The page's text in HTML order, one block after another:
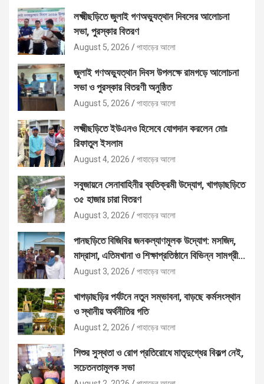
লক্ষ্মীছড়িতে জুলাই গণঅভ্যুত্থান দিবসের আলোচনা
সভা, পুরস্কার বিতরণ
August 5, 2026 পাহাড়ের আলো
জুলাই গণঅভ্যুত্থান দিবস উপলক্ষে রামগড়ে আলোচনা
সভা ও পুরস্কার বিতরণী অনুষ্ঠিত
August 5, 2026 পাহাড়ের আলো
লক্ষ্মীছড়িতে ইউএনও হিসেবে যোগদান করলেন মোঃ
রিফাতুল ইসলাম
August 4, 2026 পাহাড়ের আলো
সবুজায়নে সেনাবাহিনীর ব্যতিক্রমী উদ্যোগ, খাগড়াছড়িতে
৩৫ হাজার চারা বিতরণ
August 3, 2026 পাহাড়ের আলো
পানছড়িতে বিজিবির জনকল্যাণমূলক উদ্যোগ: মসজিদ,
মাদ্রাসা, এতিমখানা ও শিক্ষাপ্রতিষ্ঠানে বিভিন্ন সামগ্রী
বিতরণ
August 3, 2026 পাহাড়ের আলো
খাগড়াছড়ির পর্যটনে নতুন সম্ভাবনা, বাড়ছে কর্মসংস্থান
ও স্থানীয় অর্থনীতির গতি
August 2, 2026 পাহাড়ের আলো
শিশুর সুস্থতা ও রোগ প্রতিরোধে মাতৃদুগ্ধের বিকল্প নেই,
সচেতনতামূলক সভা